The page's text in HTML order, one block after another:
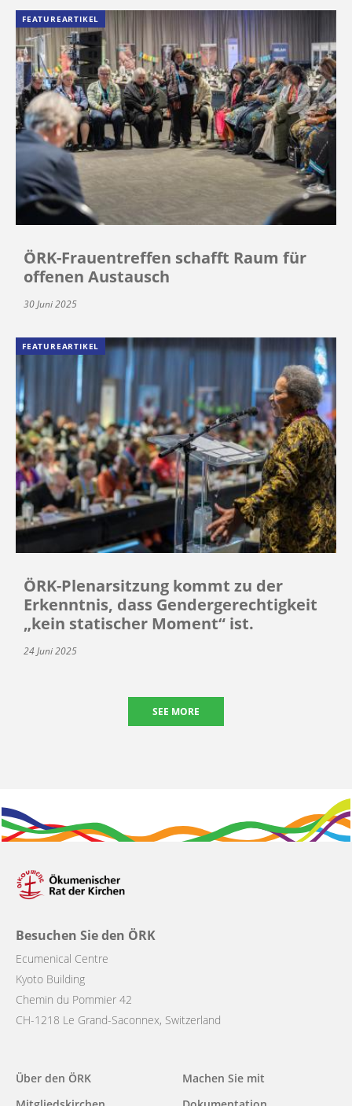
FEATUREARTIKEL
ÖRK-Frauentreffen schafft Raum für
offenen Austausch
30 Juni 2025
FEATUREARTIKEL
ÖRK-Plenarsitzung kommt zu der
Erkenntnis, dass Gendergerechtigkeit
„kein statischer Moment“ ist.
24 Juni 2025
SEE MORE
Besuchen Sie den ÖRK
Ecumenical Centre
Kyoto Building
Chemin du Pommier 42
CH-1218 Le Grand-Saconnex, Switzerland
Main
Über den ÖRK
Machen Sie mit